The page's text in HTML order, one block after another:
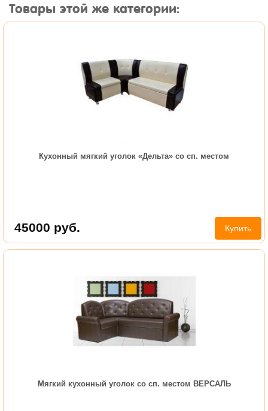
Товары этой же категории:
Кухонный мягкий уголок «Дельта» со сп. местом
45000 руб. Купить
Мягкий кухонный уголок со сп. местом ВЕРСАЛЬ